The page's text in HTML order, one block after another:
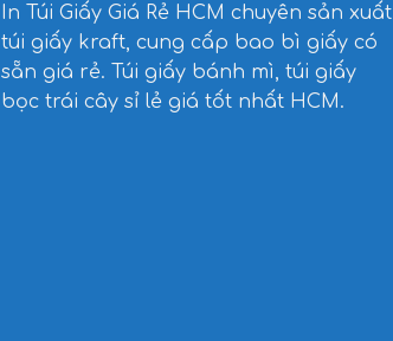
In Túi Giấy Giá Rẻ HCM chuyên sản xuất
túi giấy kraft, cung cấp bao bì giấy có
sẵn giá rẻ. Túi giấy bánh mì, túi giấy
bọc trái cây sỉ lẻ giá tốt nhất HCM.